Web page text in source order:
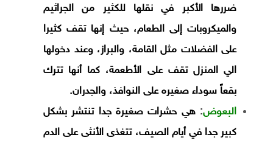
ضررها الأكبر في نقلها للكثير من الجراثيم
والميكروبات إلى الطعام، حيث إنها تقف كثيرا
على الفضلات مثل القامة، والبراز، وعند دخولها
الي المنزل تقف على الأطعمة، كما أنها تترك
بقعاً سوداء صغيره على النوافذ، والجدران.
البعوض: هي حشرات صغيرة جدا تنتشر بشكل
كبير جدا في أيام الصيف، تتغذى الأنثى على الدم